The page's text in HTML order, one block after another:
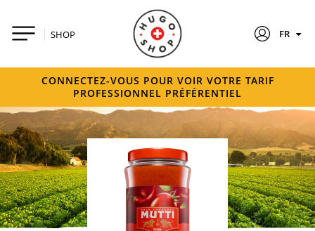
SHOP FR
CONNECTEZ-VOUS POUR VOIR VOTRE TARIF
PROFESSIONNEL PRÉFÉRENTIEL